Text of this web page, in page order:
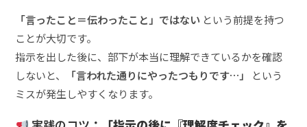
「言ったこと＝伝わったこと」ではない という前提を持つ
ことが大切です。
指示を出した後に、部下が本当に理解できているかを確認
しないと、
「言われた通りにやったつもりです…」
という
ミスが発生しやすくなります。